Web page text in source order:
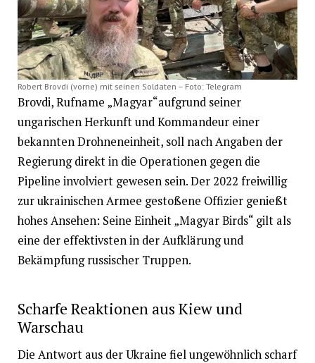
Robert Brovdi (vorne) mit seinen Soldaten – Foto: Telegram
Brovdi, Rufname „Magyar“aufgrund seiner
ungarischen Herkunft und Kommandeur einer
bekannten Drohneneinheit, soll nach Angaben der
Regierung direkt in die Operationen gegen die
Pipeline involviert gewesen sein. Der 2022 freiwillig
zur ukrainischen Armee gestoßene Offizier genießt
hohes Ansehen: Seine Einheit „Magyar Birds“ gilt als
eine der effektivsten in der Aufklärung und
Bekämpfung russischer Truppen.
Scharfe Reaktionen aus Kiew und
Warschau
Die Antwort aus der Ukraine fiel ungewöhnlich scharf